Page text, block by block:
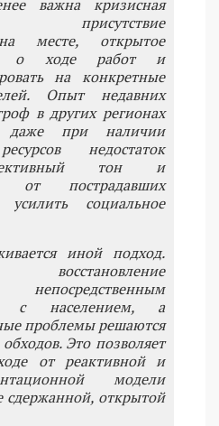
важна кризисная
присутствие
месте, открытое
о ходе работ и
на конкретные
Опыт недавних
в других регионах
даже при наличии
недостаток
тон и
от пострадавших
социальное
иной подход.
непосредственным
с населением, а
проблемы решаются
Это позволяет
от реактивной и
модели
сдержанной, открытой